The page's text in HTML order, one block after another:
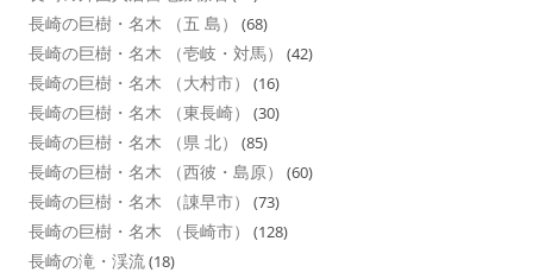
長崎の巨樹・名木 （五 島） (68)
長崎の巨樹・名木 （壱岐・対馬） (42)
長崎の巨樹・名木 （大村市） (16)
長崎の巨樹・名木 （東長崎） (30)
長崎の巨樹・名木 （県 北） (85)
長崎の巨樹・名木 （西彼・島原） (60)
長崎の巨樹・名木 （諌早市） (73)
長崎の巨樹・名木 （長崎市） (128)
長崎の滝・渓流(18)